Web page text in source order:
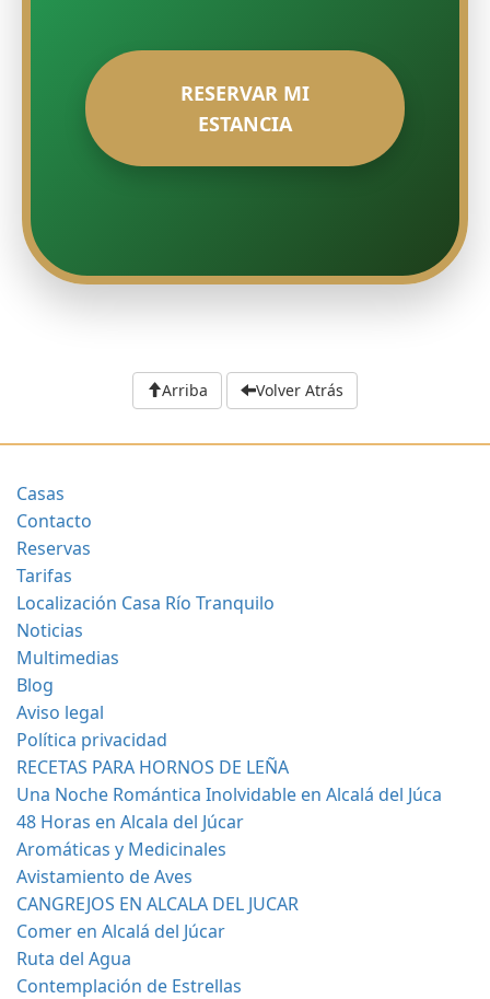
RESERVAR MI
ESTANCIA
Arriba Volver Atrás
Casas
Contacto
Reservas
Tarifas
Localización Casa Río Tranquilo
Noticias
Multimedias
Blog
Aviso legal
Política privacidad
RECETAS PARA HORNOS DE LEÑA
Una Noche Romántica Inolvidable en Alcalá del Júca
48 Horas en Alcala del Júcar
Aromáticas y Medicinales
Avistamiento de Aves
CANGREJOS EN ALCALA DEL JUCAR
Comer en Alcalá del Júcar
Ruta del Agua
Contemplación de Estrellas